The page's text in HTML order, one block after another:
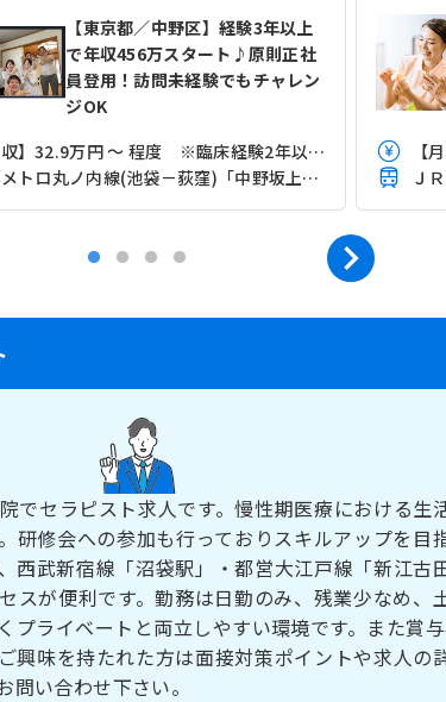
【東京都／中野区】経験3年以上
で年収456万スタート♪原則正社
員登用！訪問未経験でもチャレン
ジOK
【月収】32.9万円 ～ 程度 ※臨床経験2年以上3年未満モデル
東京メトロ丸ノ内線(池袋－荻窪)「中野坂上駅」（徒歩7分）
【
Ｊ
でセラピスト求人です。慢性期医療における生
研修会への参加も行っておりスキルアップを目
西武新宿線「沼袋駅」・都営大江戸線「新江古
スが便利です。勤務は日勤のみ、残業少なめ、
プライベートと両立しやすい環境です。また賞
興味を持たれた方は面接対策ポイントや求人の
い合わせ下さい。